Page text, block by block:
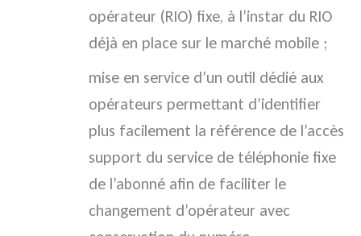
opérateur (RIO) fixe, à l’instar du RIO
déjà en place sur le marché mobile ;
mise en service d’un outil dédié aux
opérateurs permettant d’identifier
plus facilement la référence de l’accès
support du service de téléphonie fixe
de l’abonné afin de faciliter le
changement d’opérateur avec